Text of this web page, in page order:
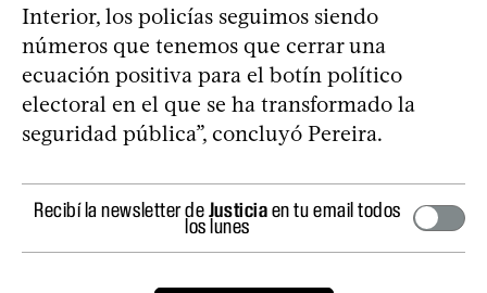
Interior, los policías seguimos siendo
números que tenemos que cerrar una
ecuación positiva para el botín político
electoral en el que se ha transformado la
seguridad pública”, concluyó Pereira.
Recibí la newsletter deJusticiaen tu email todos
los lunes